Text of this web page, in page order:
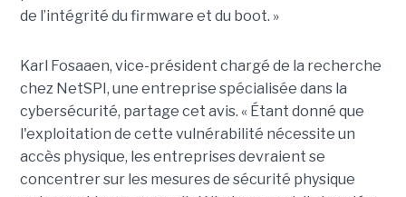
de l’intégrité du firmware et du boot. »
Karl Fosaaen, vice-président chargé de la recherche
chez NetSPI, une entreprise spécialisée dans la
cybersécurité, partage cet avis. « Étant donné que
l'exploitation de cette vulnérabilité nécessite un
accès physique, les entreprises devraient se
concentrer sur les mesures de sécurité physique